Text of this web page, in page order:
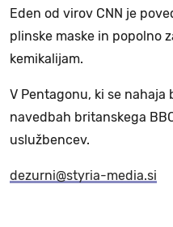
Eden od virov CNN je
plinske maske in popolno
kemikalijam.
V Pentagonu, ki se nahaja
navedbah britanskega
uslužbencev.
dezurni@styria-media.si